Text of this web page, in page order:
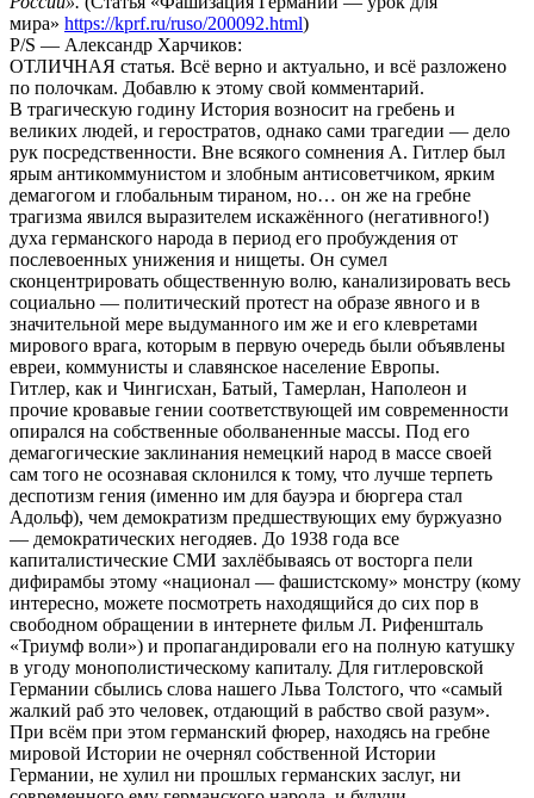
мира» https://kprf.ru/ruso/200092.html)
P/S — Александр Харчиков:
ОТЛИЧНАЯ статья. Всё верно и актуально, и всё разложено
по полочкам. Добавлю к этому свой комментарий.
В трагическую годину История возносит на гребень и
великих людей, и геростратов, однако сами трагедии — дело
рук посредственности. Вне всякого сомнения А. Гитлер был
ярым антикоммунистом и злобным антисоветчиком, ярким
демагогом и глобальным тираном, но… он же на гребне
трагизма явился выразителем искажённого (негативного!)
духа германского народа в период его пробуждения от
послевоенных унижения и нищеты. Он сумел
сконцентрировать общественную волю, канализировать весь
социально — политический протест на образе явного и в
значительной мере выдуманного им же и его клевретами
мирового врага, которым в первую очередь были объявлены
евреи, коммунисты и славянское население Европы.
Гитлер, как и Чингисхан, Батый, Тамерлан, Наполеон и
прочие кровавые гении соответствующей им современности
опирался на собственные оболваненные массы. Под его
демагогические заклинания немецкий народ в массе своей
сам того не осознавая склонился к тому, что лучше терпеть
деспотизм гения (именно им для бауэра и бюргера стал
Адольф), чем демократизм предшествующих ему буржуазно
— демократических негодяев. До 1938 года все
капиталистические СМИ захлёбываясь от восторга пели
дифирамбы этому «национал — фашистскому» монстру (кому
интересно, можете посмотреть находящийся до сих пор в
свободном обращении в интернете фильм Л. Рифеншталь
«Триумф воли») и пропагандировали его на полную катушку
в угоду монополистическому капиталу. Для гитлеровской
Германии сбылись слова нашего Льва Толстого, что «самый
жалкий раб это человек, отдающий в рабство свой разум».
При всём при этом германский фюрер, находясь на гребне
мировой Истории не очернял собственной Истории
Германии, не хулил ни прошлых германских заслуг, ни